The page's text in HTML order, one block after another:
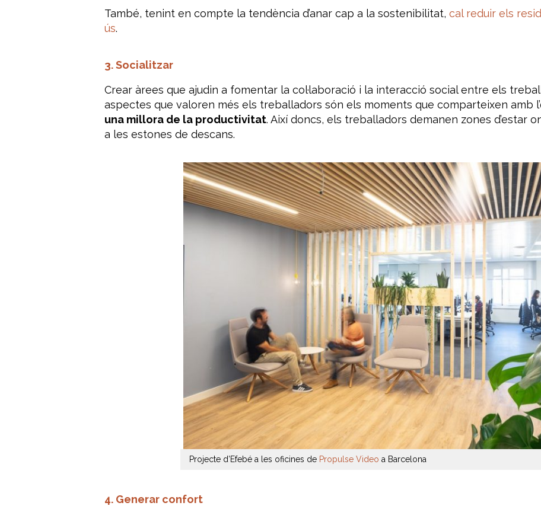
També, tenint en compte la tendència d’anar cap a la sostenibilitat, cal reduir els
ús.
3. Socialitzar
Crear àrees que ajudin a fomentar la col·laboració i la interacció social entre els
aspectes que valoren més els treballadors són els moments que comparteixen amb
una millora de la productivitat. Així doncs, els treballadors demanen zones d’estar
a les estones de descans.
Projecte d’Efebé a les oficines de Propulse Video a Barcelona
4. Generar confort